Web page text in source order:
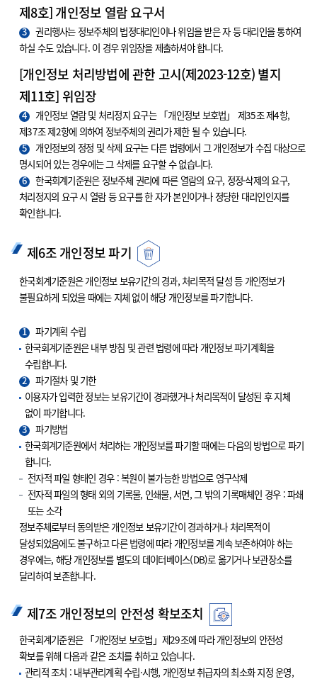
제8호] 개인정보 열람 요구서
3
권리행사는 정보주체의 법정대리인이나 위임을 받은 자 등 대리인을 통하여
하실 수도 있습니다. 이 경우 위임장을 제출하셔야 합니다.
[개인정보 처리방법에 관한 고시(제2023-12호) 별지
제11호] 위임장
4
개인정보 열람 및 처리정지 요구는 「개인정보 보호법」 제35조 제4항,
제37조 제2항에 의하여 정보주체의 권리가 제한 될 수 있습니다.
5
개인정보의 정정 및 삭제 요구는 다른 법령에서 그 개인정보가 수집 대상으로
명시되어 있는 경우에는 그 삭제를 요구할 수 없습니다.
6
한국회계기준원은 정보주체 권리에 따른 열람의 요구, 정정·삭제의 요구,
처리정지의 요구 시 열람 등 요구를 한 자가 본인이거나 정당한 대리인인지를
확인합니다.
제6조 개인정보 파기
한국회계기준원은 개인정보 보유기간의 경과, 처리목적 달성 등 개인정보가
불필요하게 되었을 때에는 지체 없이 해당 개인정보를 파기합니다.
1
파기계획 수립
한국회계기준원은 내부 방침 및 관련 법령에 따라 개인정보 파기계획을
수립합니다.
2
파기절차 및 기한
이용자가 입력한 정보는 보유기간이 경과했거나 처리목적이 달성된 후 지체
없이 파기합니다.
3
파기방법
한국회계기준원에서 처리하는 개인정보를 파기할 때에는 다음의 방법으로 파기
합니다.
전자적 파일 형태인 경우 : 복원이 불가능한 방법으로 영구삭제
전자적 파일의 형태 외의 기록물, 인쇄물, 서면, 그 밖의 기록매체인 경우 : 파쇄
또는 소각
정보주체로부터 동의받은 개인정보 보유기간이 경과하거나 처리목적이
달성되었음에도 불구하고 다른 법령에 따라 개인정보를 계속 보존하여야 하는
경우에는, 해당 개인정보를 별도의 데이터베이스(DB)로 옮기거나 보관장소를
달리하여 보존합니다.
제7조 개인정보의 안전성 확보조치
한국회계기준원은 「개인정보 보호법」제29조에 따라 개인정보의 안전성
확보를 위해 다음과 같은 조치를 취하고 있습니다.
관리적 조치 : 내부관리계획 수립·시행, 개인정보 취급자의 최소화 지정 운영,